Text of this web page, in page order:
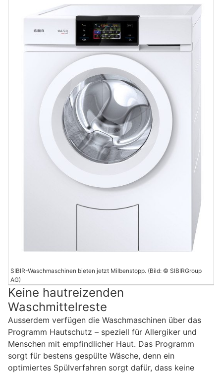
SIBIR-Waschmaschinen bieten jetzt Milbenstopp. (Bild: © SIBIRGroup
AG)
Keine hautreizenden
Waschmittelreste
Ausserdem verfügen die Waschmaschinen über das
Programm Hautschutz – speziell für Allergiker und
Menschen mit empfindlicher Haut. Das Programm
sorgt für bestens gespülte Wäsche, denn ein
optimiertes Spülverfahren sorgt dafür, dass keine